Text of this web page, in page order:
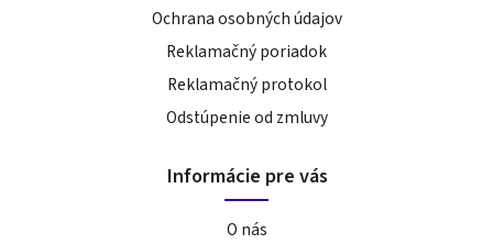
Ochrana osobných údajov
Reklamačný poriadok
Reklamačný protokol
Odstúpenie od zmluvy
Informácie pre vás
O nás